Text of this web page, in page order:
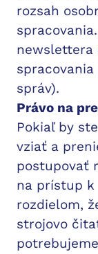
rozsah
newslettera
správ).
Právo na
Pokiaľ by
vziať a
postupovať
na prístup
rozdielom,
strojovo